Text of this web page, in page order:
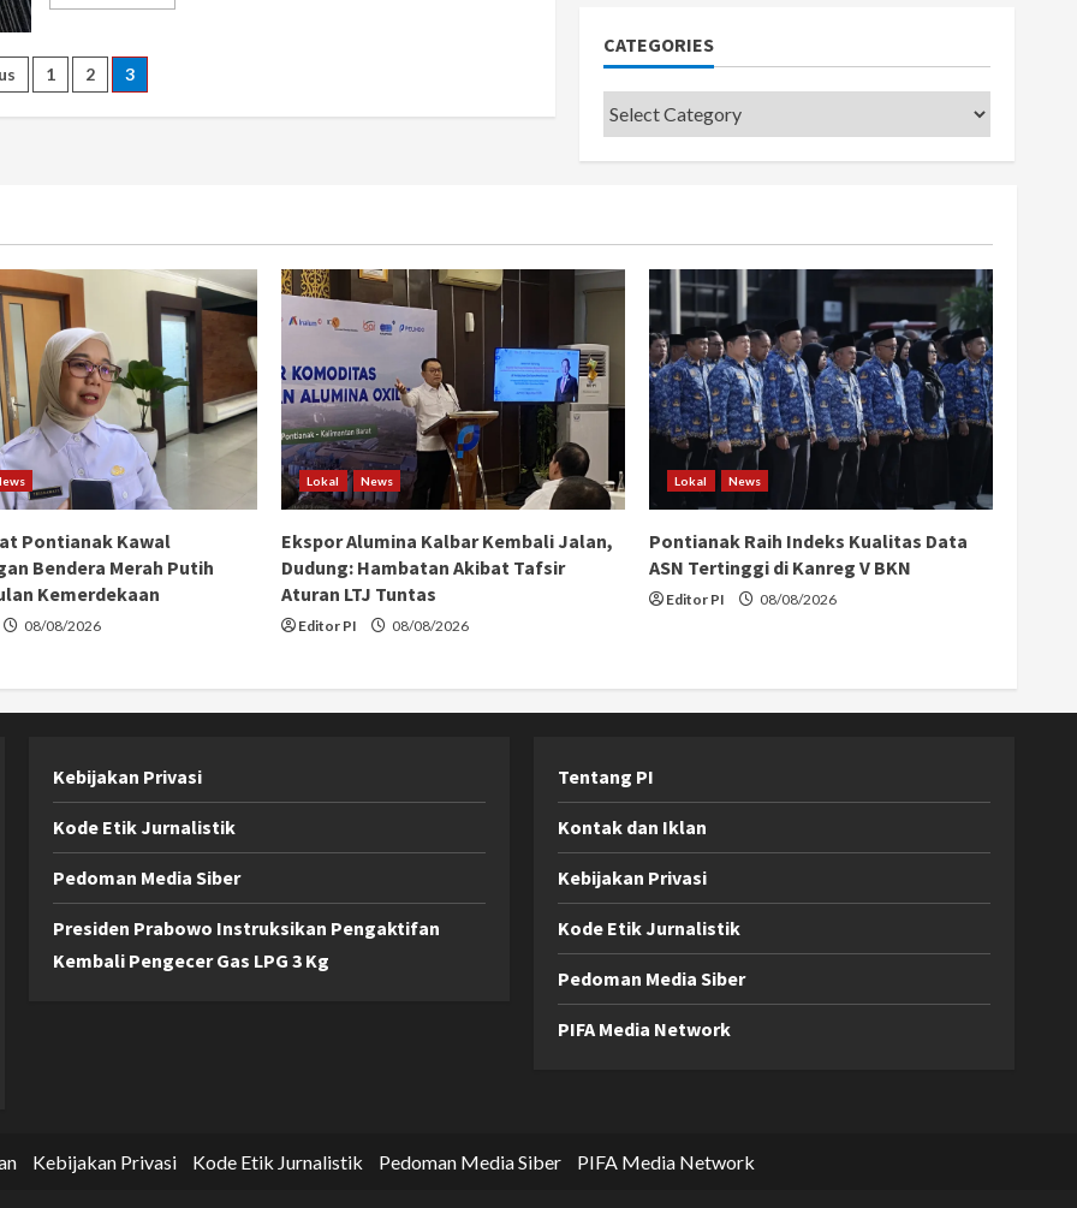
di
1 2 3
CATEGORIES
Categories
Pontianak Kawal
Bendera Merah Putih
Kemerdekaan
08/08/2026
Lokal News
Ekspor Alumina Kalbar Kembali Jalan,
Dudung: Hambatan Akibat Tafsir
Aturan LTJ Tuntas
Editor PI 08/08/2026
Lokal News
Pontianak Raih Indeks Kualitas Data
ASN Tertinggi di Kanreg V BKN
Editor PI 08/08/2026
Kebijakan Privasi
Kode Etik Jurnalistik
Pedoman Media Siber
Presiden Prabowo Instruksikan Pengaktifan
Kembali Pengecer Gas LPG 3 Kg
Tentang PI
Kontak dan Iklan
Kebijakan Privasi
Kode Etik Jurnalistik
Pedoman Media Siber
PIFA Media Network
Kebijakan Privasi Kode Etik Jurnalistik Pedoman Media Siber PIFA Media Network